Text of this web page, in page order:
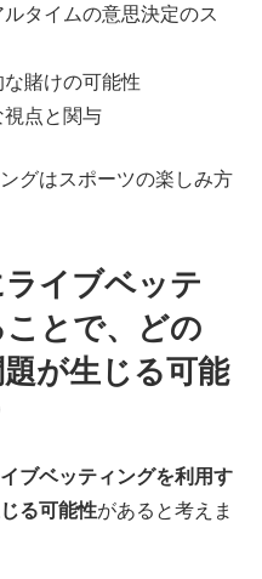
タイムの意思決定のス
賭けの可能性
点と関与
グはスポーツの楽しみ方
イブベッテ
とで、どの
が生じる可能
ブベッティングを利用す
る可能性があると考えま